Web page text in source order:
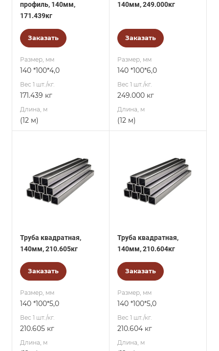
профиль, 140мм,
171.439кг
Заказать
Размер, мм
140 *100*4,0
Вес 1 шт./кг.
171.439 кг
Длина, м
(12 м)
140мм, 249.000кг
Заказать
Размер, мм
140 *100*6,0
Вес 1 шт./кг.
249.000 кг
Длина, м
(12 м)
Труба квадратная,
140мм, 210.605кг
Заказать
Размер, мм
140 *100*5,0
Вес 1 шт./кг.
210.605 кг
Длина, м
Труба квадратная,
140мм, 210.604кг
Заказать
Размер, мм
140 *100*5,0
Вес 1 шт./кг.
210.604 кг
Длина, м